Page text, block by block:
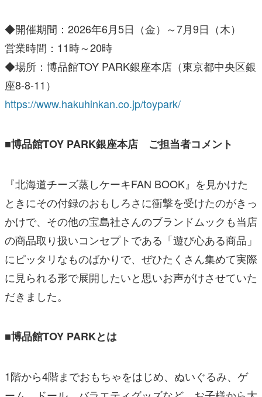
◆開催期間：2026年6月5日（金）～7月9日（木）
営業時間：11時～20時
◆場所：博品館TOY PARK銀座本店（東京都中央区銀
座8-8-11）
https://www.hakuhinkan.co.jp/toypark/
■博品館TOY PARK銀座本店 ご担当者コメント
『北海道チーズ蒸しケーキFAN BOOK』を見かけた
ときにその付録のおもしろさに衝撃を受けたのがきっ
かけで、その他の宝島社さんのブランドムックも当店
の商品取り扱いコンセプトである「遊び心ある商品」
にピッタリなものばかりで、ぜひたくさん集めて実際
に見られる形で展開したいと思いお声がけさせていた
だきました。
■博品館TOY PARKとは
1階から4階までおもちゃをはじめ、ぬいぐるみ、ゲ